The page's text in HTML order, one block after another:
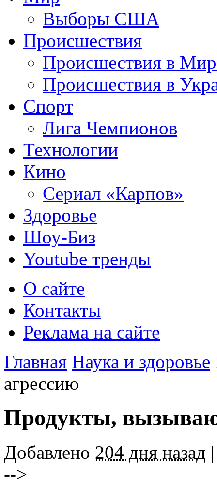
Выборы США
Происшествия
Происшествия в
Происшествия в
Спорт
Лига Чемпионов
Технологии
Кино
Сериал «Карпов»
Здоровье
Шоу-Биз
Youtube тренды
О сайте
Контакты
Реклама на сайте
Главная Наука и здоровье
агрессию
Продукты,
Добавлено 204 дня назад |
-->